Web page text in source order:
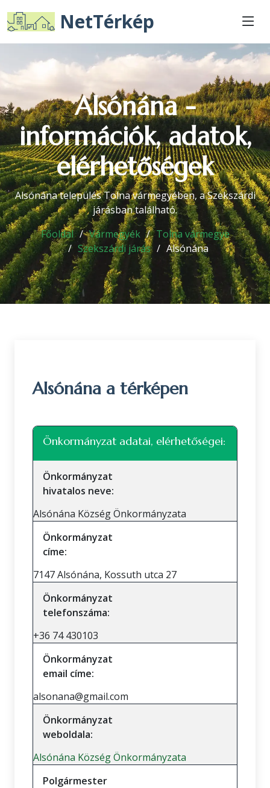
NetTérkép
Alsónána -
információk, adatok,
elérhetőségek
Alsónána település Tolna vármegyében, a Szekszárdi
járásban található.
Főoldal
Vármegyék
Tolna vármegye
Szekszárdi járás
Alsónána
Alsónána a térképen
+
Önkormányzat adatai, elérhetőségei:
Önkormányzat
hivatalos neve:
Alsónána Község Önkormányzata
Önkormányzat
címe:
7147 Alsónána, Kossuth utca 27
Önkormányzat
telefonszáma:
+36 74 430103
Önkormányzat
email címe:
alsonana@gmail.com
Önkormányzat
weboldala:
Alsónána Község Önkormányzata
Polgármester